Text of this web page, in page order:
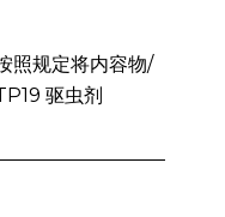
照规定将内容物/
驱虫剂